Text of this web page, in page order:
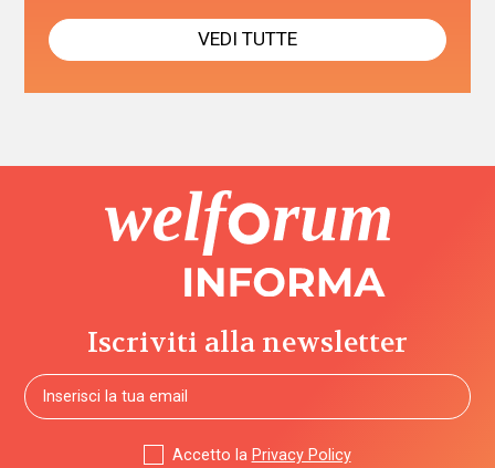
VEDI TUTTE
Iscriviti alla newsletter
Accetto la Privacy Policy